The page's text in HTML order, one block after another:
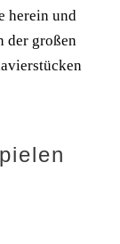
herein und
der großen